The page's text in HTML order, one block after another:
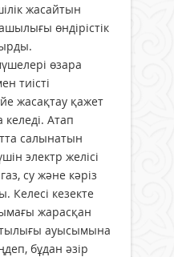
жасайтын
өндірістік
өзара
тиісті
жасақтау қажет
Атап
салынатын
электр желісі
су және кәріз
Келесі кезекте
жарасқан
ауысымына
бұдан әзір